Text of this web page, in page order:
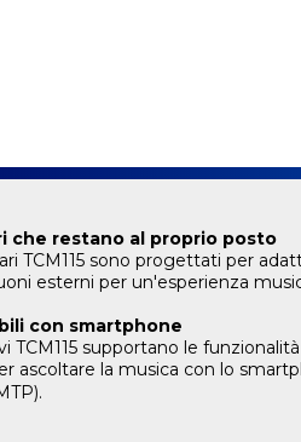
che restano al proprio posto
TCM115 sono progettati per
esterni per un'esperienza
con smartphone
TCM115 supportano le
ascoltare la musica con lo